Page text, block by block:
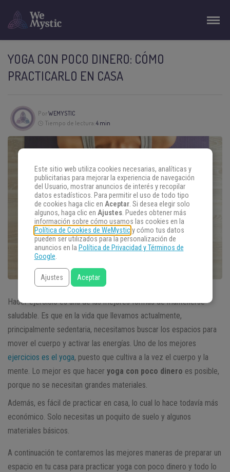
YOGA CON POCO DINERO: CÓMO
PRACTICARLO EN CASA
PorWEMYSTIC
Tiempo de lectura:4 min
Hacer ejercicio es una de las mejores formas de mantenerse
saludable. Es que en la vida que llevamos actualmente,
principalmente sedentaria, necesitamos buscar los espacios para
mover el cuerpo y activar las energías. Uno de los mejores
ejercicios es el yoga, puesto que cultiva a la vez el cuerpo y la
mente. Lo mejor es que hacer yoga con poco dinero es posible,
porque no se necesitan grandes materiales.
Además, es fácil de practicar en casa, lo cual lo hace todavía más
económico. Solo necesitas un poquito de suelo y algunos
materiales básicos.
A continuación te contaremos las mejores maneras de preparar un
espacio en tu casa para practicar yoga con poco dinero y todo lo
Este sitio web utiliza cookies necesarias, analíticas y
publicitarias para mejorar la experiencia de navegación
del Usuario, mostrar anuncios de interés y recopilar
datos estadísticos. Para permitir el uso de todo tipo
de cookies haga clic en Aceptar. Si desea elegir solo
algunos, haga clic en Ajustes. Puedes obtener más
información sobre cómo usamos las cookies en la
Política de Cookies de WeMysticy cómo tus datos
pueden ser utilizados para la personalización de
anuncios en la Política de Privacidad y Términos de
Google.
Ajustes Aceptar